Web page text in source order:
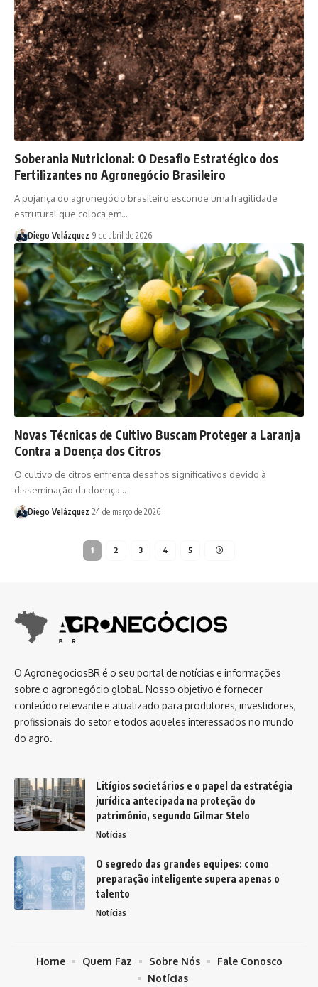
Soberania Nutricional: O Desafio Estratégico dos
Fertilizantes no Agronegócio Brasileiro
A pujança do agronegócio brasileiro esconde uma fragilidade
estrutural que coloca em…
Diego Velázquez 9 de abril de 2026
Novas Técnicas de Cultivo Buscam Proteger a Laranja
Contra a Doença dos Citros
O cultivo de citros enfrenta desafios significativos devido à
disseminação da doença…
Diego Velázquez 24 de março de 2026
1 2 3 4 5
O AgronegociosBR é o seu portal de notícias e informações
sobre o agronegócio global. Nosso objetivo é fornecer
conteúdo relevante e atualizado para produtores, investidores,
profissionais do setor e todos aqueles interessados no mundo
do agro.
Litígios societários e o papel da estratégia
jurídica antecipada na proteção do
patrimônio, segundo Gilmar Stelo
Notícias
O segredo das grandes equipes: como
preparação inteligente supera apenas o
talento
Notícias
Home Quem Faz Sobre Nós
Fale Conosco
Notícias